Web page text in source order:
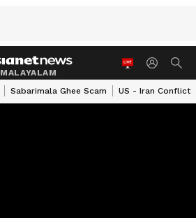
MALAYALAM
Sabarimala Ghee Scam US - Iran Conflict